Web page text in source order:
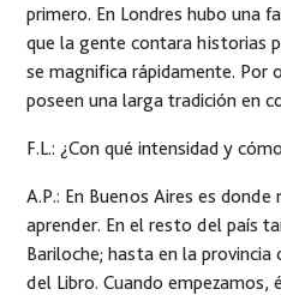
primero. En Londres hubo una
que la gente contara historias
se magnifica rápidamente.
poseen una larga tradición en
F.L.: ¿Con qué intensidad y
A.P.: En Buenos Aires es
aprender. En el resto del país
Bariloche; hasta en la
del Libro. Cuando